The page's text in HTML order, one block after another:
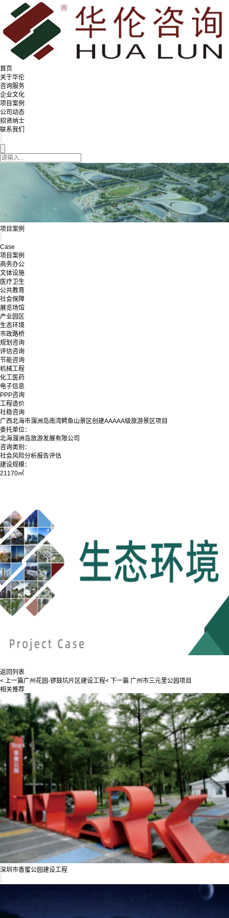
首页
关于华伦
咨询服务
企业文化
项目案例
公司动态
招贤纳士
联系我们
项目案例
Case
项目案例
商务办公
文体设施
医疗卫生
公共教育
社会保障
展览场馆
产业园区
生态环境
市政路桥
规划咨询
评估咨询
节能咨询
机械工程
化工医药
电子信息
PPP咨询
工程造价
社稳咨询
广西北海市涠洲岛南湾鳄鱼山景区创建AAAAA级旅游景区项目
委托单位：
北海涠洲岛旅游发展有限公司
咨询类别：
社会风险分析报告评估
建设规模：
21170㎡
返回列表
< 上一篇广州花园-锣鼓坑片区建设工程< 下一篇 广州市三元里公园项目
相关推荐
深圳市香蜜公园建设工程